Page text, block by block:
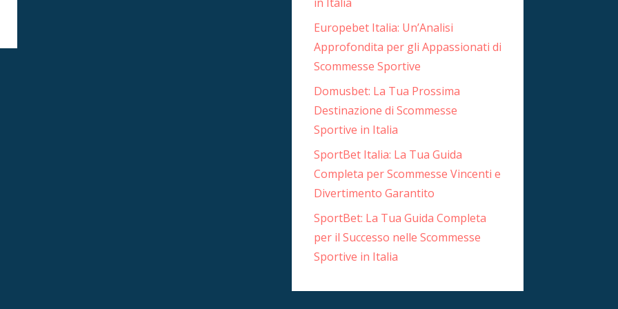
Europebet Italia: Un’Analisi
Approfondita per gli Appassionati di
Scommesse Sportive
Domusbet: La Tua Prossima
Destinazione di Scommesse
Sportive in Italia
SportBet Italia: La Tua Guida
Completa per Scommesse Vincenti e
Divertimento Garantito
SportBet: La Tua Guida Completa
per il Successo nelle Scommesse
Sportive in Italia